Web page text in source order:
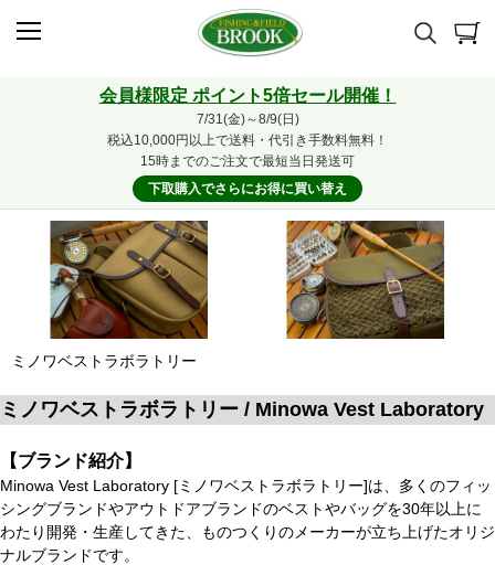
会員様限定 ポイント5倍セール開催！
7/31(金)～8/9(日)
税込10,000円以上で送料・代引き手数料無料！
15時までのご注文で最短当日発送可
下取購入でさらにお得に買い替え
ミノワベストラボラトリー
ミノワベストラボラトリー / Minowa Vest Laboratory
【ブランド紹介】
Minowa Vest Laboratory [ミノワベストラボラトリー]は、多くのフィッ
シングブランドやアウトドアブランドのベストやバッグを30年以上に
わたり開発・生産してきた、ものつくりのメーカーが立ち上げたオリジ
ナルブランドです。